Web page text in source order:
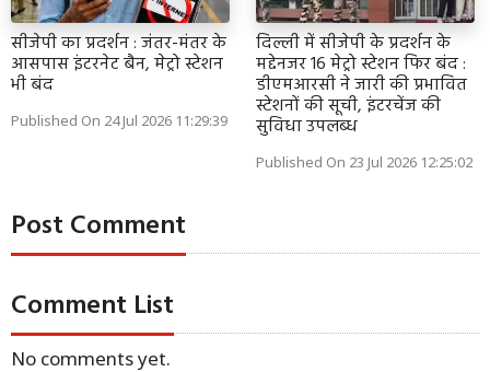
सीजेपी का प्रदर्शन : जंतर-मंतर के
आसपास इंटरनेट बैन, मेट्रो स्टेशन
भी बंद
Published On 24 Jul 2026 11:29:39
दिल्ली में सीजेपी के प्रदर्शन के
मद्देनजर 16 मेट्रो स्टेशन फिर बंद :
डीएमआरसी ने जारी की प्रभावित
स्टेशनों की सूची, इंटरचेंज की
सुविधा उपलब्ध
Published On 23 Jul 2026 12:25:02
Post Comment
Comment List
No comments yet.